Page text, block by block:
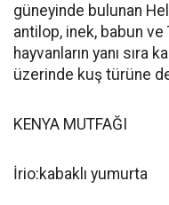
güneyinde bulunan
antilop, inek, babun
hayvanların yanı sıra
üzerinde kuş türüne
KENYA MUTFAĞI
İrio:kabaklı yumurta